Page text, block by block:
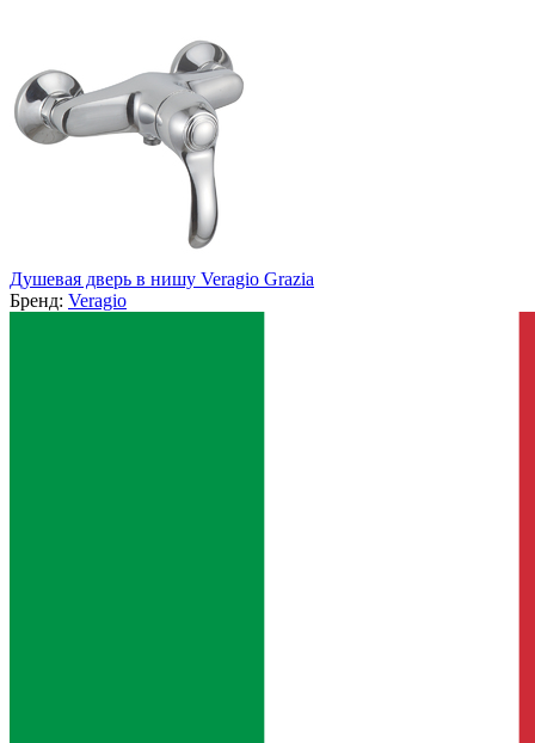
Душевая дверь в нишу Veragio Grazia
Бренд: Veragio